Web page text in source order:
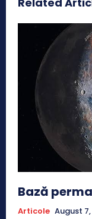
Bază
Articole August